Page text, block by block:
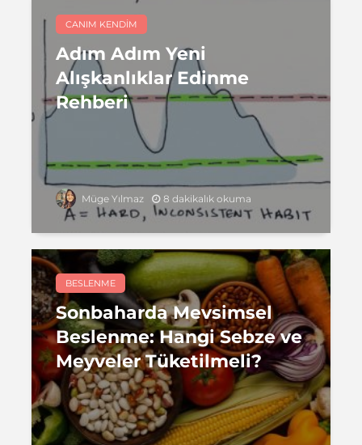
CANIM KENDIM
Adım Adım Yeni
Alışkanlıklar Edinme
Rehberi
Müge Yılmaz 8 dakikalık okuma
BESLENME
Sonbaharda Mevsimsel
Beslenme: Hangi Sebze ve
Meyveler Tüketilmeli?